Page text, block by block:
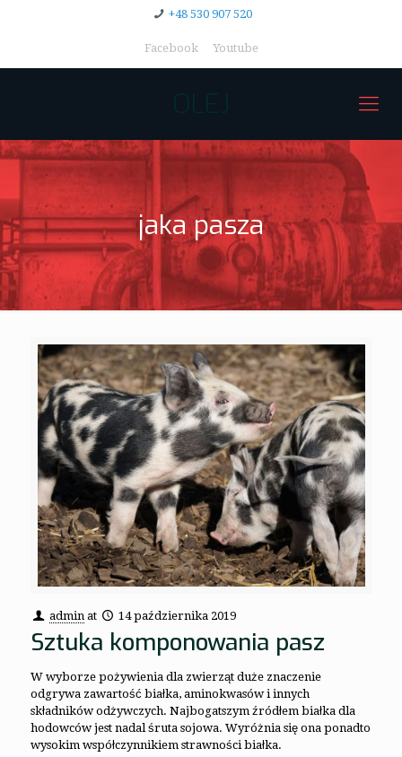
+48 530 907 520
Facebook Youtube
OLEJ
jaka pasza
admin at 14 października 2019
Sztuka komponowania pasz
W wyborze pożywienia dla zwierząt duże znaczenie
odgrywa zawartość białka, aminokwasów i innych
składników odżywczych. Najbogatszym źródłem białka dla
hodowców jest nadal śruta sojowa. Wyróżnia się ona ponadto
wysokim współczynnikiem strawności białka.